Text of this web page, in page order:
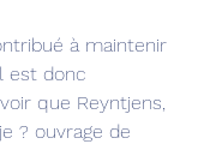
à maintenir
est donc
que Reyntjens,
? ouvrage de